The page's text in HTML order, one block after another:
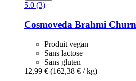
5.0 (3)
Cosmoveda Brahmi
Produit vegan
Sans lactose
Sans gluten
12,99 € (162,38 € / kg)